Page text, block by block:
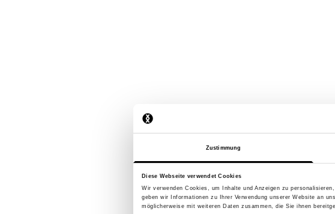
Zustimmung
Diese Webseite verwendet Cookies
Wir verwenden Cookies, um Inhalte und Anzeigen zu
geben wir Informationen zu Ihrer Verwendung unserer Website an
möglicherweise mit weiteren Daten zusammen, die Sie ihnen